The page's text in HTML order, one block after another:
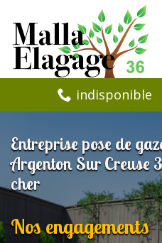
indisponible
Entreprise pose de
Argenton Sur
cher
Nos engagements